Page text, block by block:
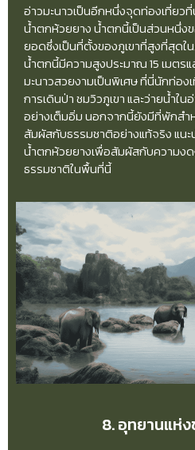
อ่าวมะนาวเป็นอีกหนึ่งจุดท่องเที่ยว
น้ำตกห้วยยาง น้ำตกนี้เป็นส่วนหนึ่ง
ยอดซึ่งเป็นที่ตั้งของภูเขาที่สูงที่สุดใ
น้ำตกนี้มีความสูงประมาณ 15 เมตร
มะนาวสวยงามเป็นพิเศษ ที่นี่นักท่อ
การเดินป่า ชมวิวภูเขา และว่ายน้ำใ
อย่างเต็มอิ่ม นอกจากนี้ยังมีที่พักสำ
สัมผัสกับธรรมชาติอย่างแท้จริง แนะ
น้ำตกห้วยยางเพื่อสัมผัสกับความงด
ธรรมชาติในพื้นที่นี้
8. อุทยานแห่